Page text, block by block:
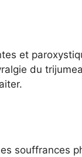
et
du
souffrances